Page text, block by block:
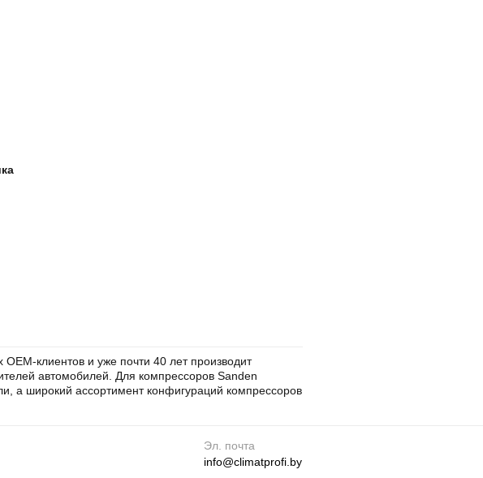
клиентов и уже почти 40 лет производит
автомобилей. Для компрессоров Sanden
а широкий ассортимент конфигураций компрессоров
Эл. почта
info@climatprofi.by